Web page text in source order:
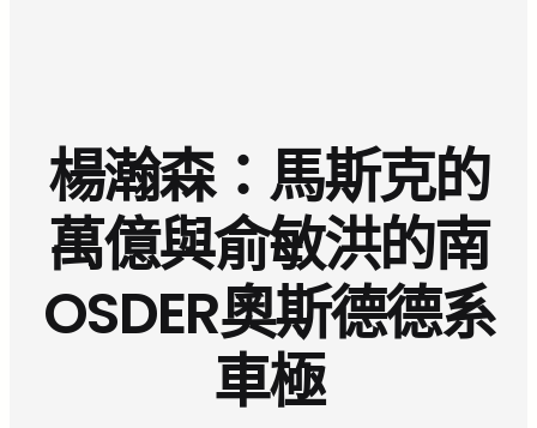
楊瀚森：馬斯克的
萬億與俞敏洪的南
OSDER奧斯德德系
車極